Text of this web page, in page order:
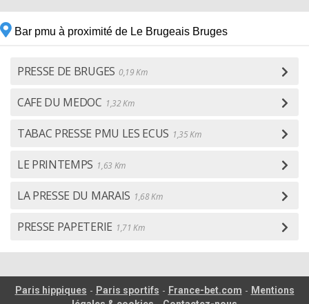
Bar pmu à proximité de Le Brugeais Bruges
PRESSE DE BRUGES 0,19 Km
CAFE DU MEDOC 1,32 Km
TABAC PRESSE PMU LES ECUS 1,35 Km
LE PRINTEMPS 1,63 Km
LA PRESSE DU MARAIS 1,68 Km
PRESSE PAPETERIE 1,71 Km
Paris hippiques - Paris sportifs - France-bet.com - Mentions